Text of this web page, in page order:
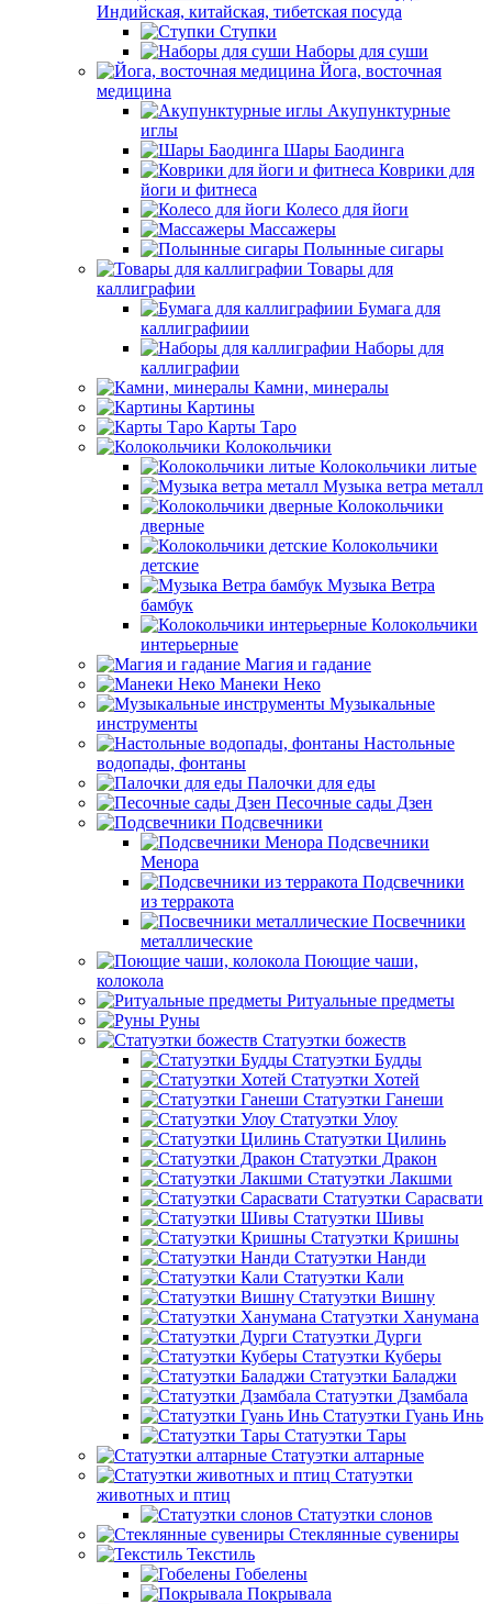
Индийская, китайская, тибетская посуда
Ступки
Наборы для суши
Йога, восточная
медицина
Акупунктурные
иглы
Шары Баодинга
Коврики для
йоги и фитнеса
Колесо для йоги
Массажеры
Полынные сигары
Товары для
каллиграфии
Бумага для
каллиграфиии
Наборы для
каллиграфии
Камни, минералы
Картины
Карты Таро
Колокольчики
Колокольчики литые
Музыка ветра металл
Колокольчики
дверные
Колокольчики
детские
Музыка Ветра
бамбук
Колокольчики
интерьерные
Магия и гадание
Манеки Неко
Музыкальные
инструменты
Настольные
водопады, фонтаны
Палочки для еды
Песочные сады Дзен
Подсвечники
Подсвечники
Менора
Подсвечники
из терракота
Посвечники
металлические
Поющие чаши,
колокола
Ритуальные предметы
Руны
Статуэтки божеств
Статуэтки Будды
Статуэтки Хотей
Статуэтки Ганеши
Статуэтки Улоу
Статуэтки Цилинь
Статуэтки Дракон
Статуэтки Лакшми
Статуэтки Сарасвати
Статуэтки Шивы
Статуэтки Кришны
Статуэтки Нанди
Статуэтки Кали
Статуэтки Вишну
Статуэтки Ханумана
Статуэтки Дурги
Статуэтки Куберы
Статуэтки Баладжи
Статуэтки Дзамбала
Статуэтки Гуань Инь
Статуэтки Тары
Статуэтки алтарные
Статуэтки
животных и птиц
Статуэтки слонов
Стеклянные сувениры
Текстиль
Гобелены
Покрывала